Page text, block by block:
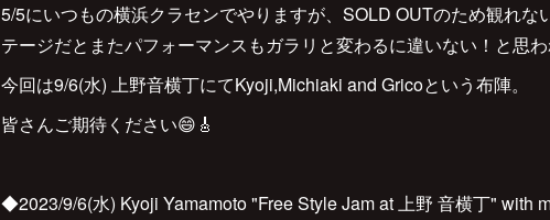
5/5にいつもの横浜クラセンでやりますが、SOLD OUTのため観れな
テージだとまたパフォーマンスもガラリと変わるに違いない！と思
今回は9/6(水) 上野音横丁にてKyoji,Michiaki and Gricoという布陣。
皆さんご期待ください😄🎸
◆2023/9/6(水) Kyoji Yamamoto "Free Style Jam at 上野 音横丁" with